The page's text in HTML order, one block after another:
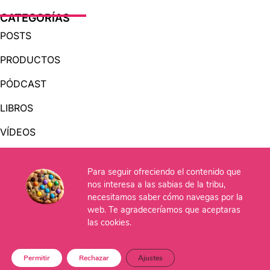
CATEGORÍAS
POSTS
PRODUCTOS
PÓDCAST
LIBROS
VÍDEOS
OTRAS PÁGINAS
Para seguir ofreciendo el contenido que
nos interesa a las sabias de la tribu,
necesitamos saber cómo navegas por la
web. Te agradeceríamos que aceptaras
las cookies.
Permitir Rechazar Ajustes